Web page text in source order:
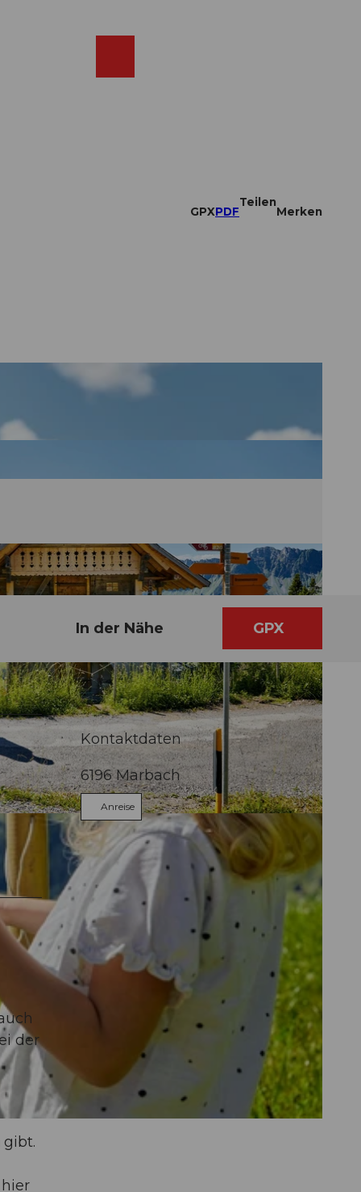
GPXPDF
Teilen
Merken
In der Nähe GPX
der
Kontaktdaten
6196Marbach
Anreise